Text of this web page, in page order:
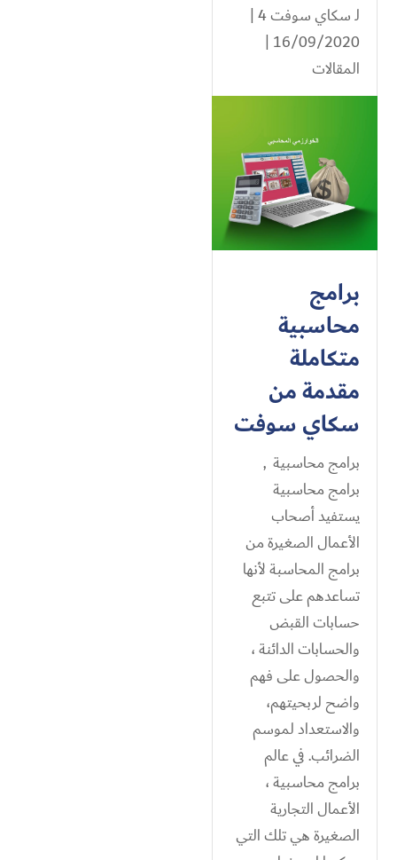
لـسكاي سوفت 4
|
16/09/2020 |
المقالات
برامج
محاسبية
متكاملة
مقدمة من
سكاي سوفت
برامج محاسبية ,
برامج محاسبية
يستفيد أصحاب
الأعمال الصغيرة من
برامج المحاسبة لأنها
تساعدهم على تتبع
حسابات القبض
والحسابات الدائنة ،
والحصول على فهم
واضح لربحيتهم،
والاستعداد لموسم
الضرائب. في عالم
برامج محاسبية ،
الأعمال التجارية
الصغيرة هي تلك التي